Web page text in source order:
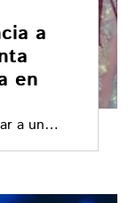
a
en
a un